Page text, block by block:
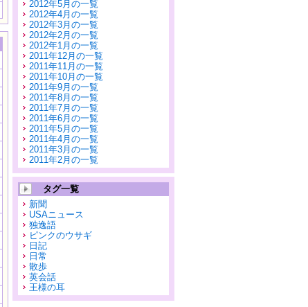
2012年5月の一覧
2012年4月の一覧
2012年3月の一覧
2012年2月の一覧
2012年1月の一覧
2011年12月の一覧
2011年11月の一覧
2011年10月の一覧
2011年9月の一覧
2011年8月の一覧
2011年7月の一覧
2011年6月の一覧
2011年5月の一覧
2011年4月の一覧
2011年3月の一覧
2011年2月の一覧
タグ一覧
新聞
USAニュース
独逸語
ピンクのウサギ
日記
日常
散歩
英会話
王様の耳